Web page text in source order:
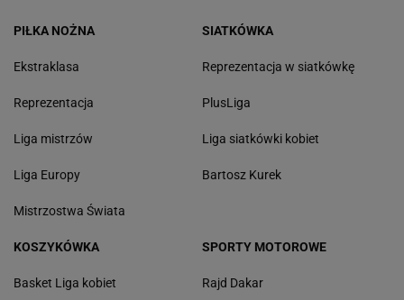
PIŁKA NOŻNA
Ekstraklasa
Reprezentacja
Liga mistrzów
Liga Europy
Mistrzostwa Świata
SIATKÓWKA
Reprezentacja w siatkówkę
PlusLiga
Liga siatkówki kobiet
Bartosz Kurek
KOSZYKÓWKA
Basket Liga kobiet
SPORTY MOTOROWE
Rajd Dakar